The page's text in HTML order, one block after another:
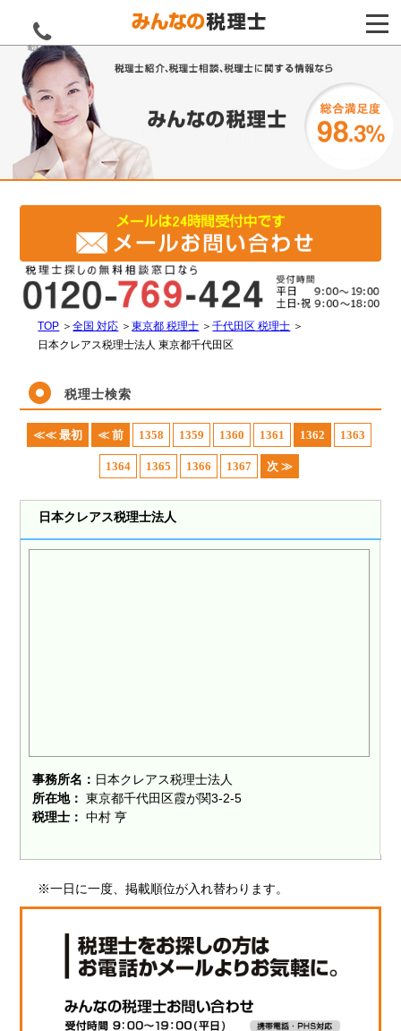
電話をする
TOP ＞全国 対応 ＞東京都 税理士 ＞千代田区 税理士 ＞
日本クレアス税理士法人 東京都千代田区
税理士検索
≪≪ 最初 ≪ 前 1358 1359 1360 1361 1362 1363
1364 1365 1366 1367 次 ≫
日本クレアス税理士法人
事務所名： 日本クレアス税理士法人
所在地： 東京都千代田区霞が関3-2-5
税理士： 中村 亨
※一日に一度、掲載順位が入れ替わります。